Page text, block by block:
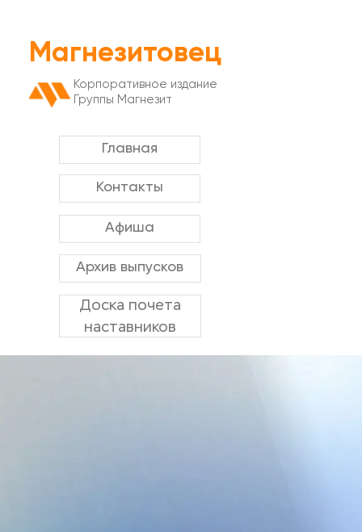
Магнезитовец
Афиша
Главная
Архив выпусков
Контакты
Корпоративное издание
Группы Магнезит
Доска почета
наставников